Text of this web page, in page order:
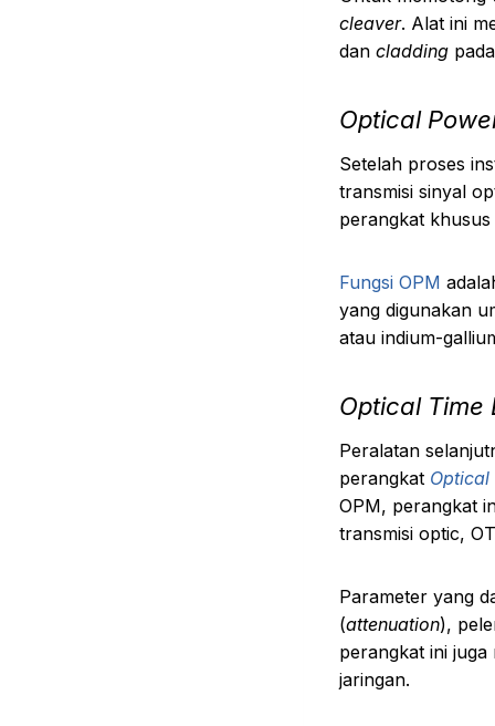
cleaver. Alat ini
dan cladding
Optical
Setelah proses
transmisi sinyal
perangkat
Fungsi OPM
yang digunakan
atau indium-
Optical Time
Peralatan
perangkat Optical
OPM, perangkat
transmisi optic,
Parameter yang
(attenuation),
perangkat ini
jaringan.